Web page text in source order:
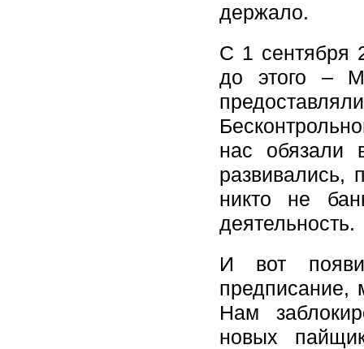
держало.
С 1 сентября
до этого –
нас обязали
развивались,
никто не
деятельность.
И вот
предписание,
Нам
новых